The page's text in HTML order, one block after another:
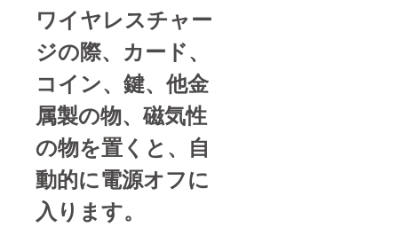
ワイヤレスチャー
ジの際、カード、
コイン、鍵、他金
属製の物、磁気性
の物を置くと、自
動的に電源オフに
入ります。